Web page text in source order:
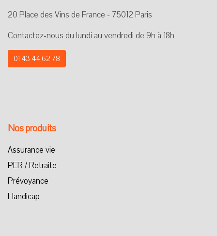
20 Place des Vins de France - 75012 Paris
Contactez-nous du lundi au vendredi de 9h à 18h
01 43 44 62 78
Nos produits
Assurance vie
PER / Retraite
Prévoyance
Handicap